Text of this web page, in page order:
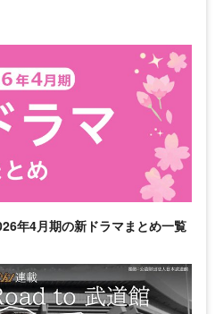
年4月期の新ドラマまとめ一覧